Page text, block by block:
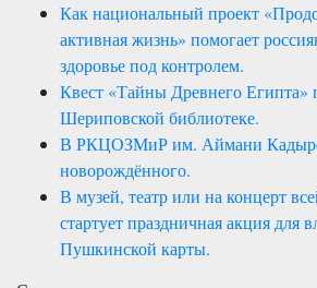
Как национальный проект
активная жизнь» помогает
здоровье под контролем.
Квест «Тайны Древнего
Шериповской библиотеке.
В РКЦОЗМиР им. Аймани
новорождённого.
В музей, театр или на концерт
стартует праздничная акция для
Пушкинской карты.